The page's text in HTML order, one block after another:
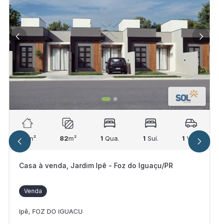
55 m² 82m² 1 Qua. 1 Suí. 1 Vag.
Casa à venda, Jardim Ipê - Foz do Iguaçu/PR
Venda
Ipê, FOZ DO IGUACU